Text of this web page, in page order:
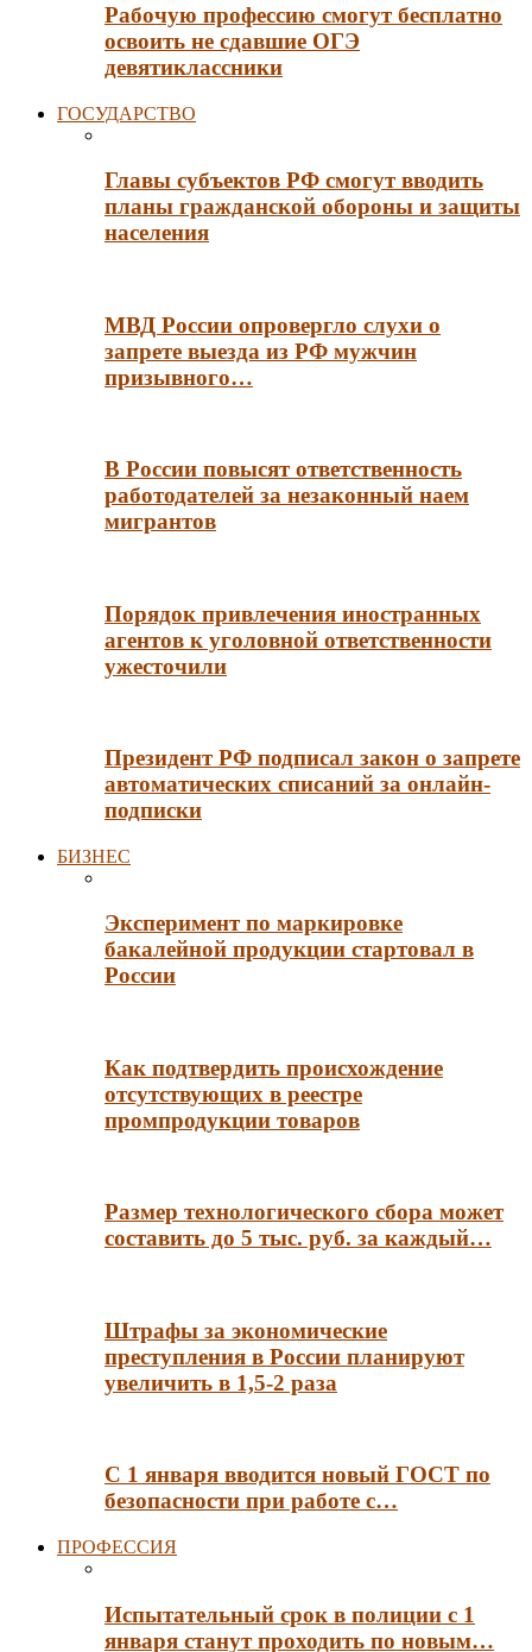
Рабочую профессию смогут бесплатно
освоить не сдавшие ОГЭ
девятиклассники
ГОСУДАРСТВО
Главы субъектов РФ смогут вводить
планы гражданской обороны и защиты
населения
МВД России опровергло слухи о
запрете выезда из РФ мужчин
призывного…
В России повысят ответственность
работодателей за незаконный наем
мигрантов
Порядок привлечения иностранных
агентов к уголовной ответственности
ужесточили
Президент РФ подписал закон о запрете
автоматических списаний за онлайн-
подписки
БИЗНЕС
Эксперимент по маркировке
бакалейной продукции стартовал в
России
Как подтвердить происхождение
отсутствующих в реестре
промпродукции товаров
Размер технологического сбора может
составить до 5 тыс. руб. за каждый…
Штрафы за экономические
преступления в России планируют
увеличить в 1,5-2 раза
С 1 января вводится новый ГОСТ по
безопасности при работе с…
ПРОФЕССИЯ
Испытательный срок в полиции с 1
января станут проходить по новым…